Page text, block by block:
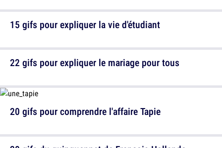
15 gifs pour expliquer la vie d'étudiant
20 gifs pour comprendre l'affaire Tapie
22 gifs pour expliquer le mariage pour tous